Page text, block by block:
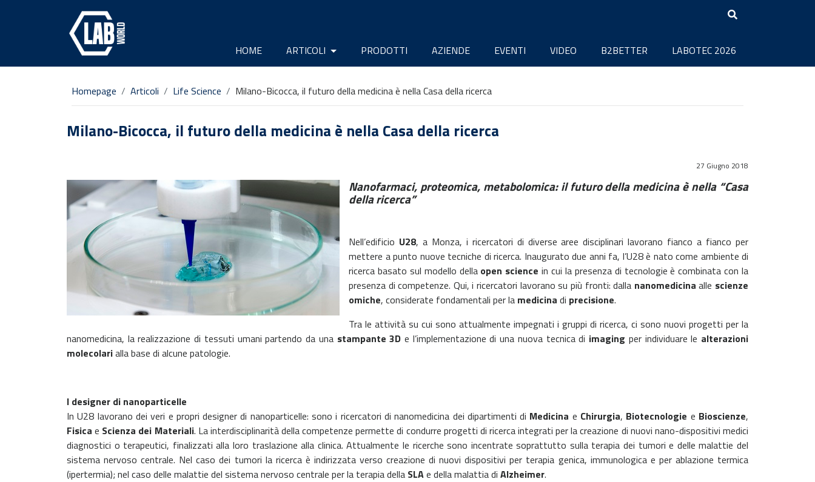
HOME ARTICOLI PRODOTTI AZIENDE EVENTI VIDEO B2BETTER LABOTEC 2026
Homepage Articoli Life Science Milano-Bicocca, il futuro della medicina è nella Casa della ricerca
Milano-Bicocca, il futuro della medicina è nella Casa della ricerca
27 Giugno 2018
Nanofarmaci, proteomica, metabolomica: il futuro della medicina è nella “Casa
della ricerca”
Nell’edificio U28, a Monza, i ricercatori di diverse aree disciplinari lavorano fianco a fianco per
mettere a punto nuove tecniche di ricerca. Inaugurato due anni fa, l’U28 è nato come ambiente di
ricerca basato sul modello della open science in cui la presenza di tecnologie è combinata con la
presenza di competenze. Qui, i ricercatori lavorano su più fronti: dalla nanomedicina alle scienze
omiche, considerate fondamentali per la medicina di precisione.
Tra le attività su cui sono attualmente impegnati i gruppi di ricerca, ci sono nuovi progetti per la
nanomedicina, la realizzazione di tessuti umani partendo da una stampante 3D e l’implementazione di una nuova tecnica di imaging per individuare le alterazioni
molecolarialla base di alcune patologie.
I designer di nanoparticelle
In U28 lavorano dei veri e propri designer di nanoparticelle: sono i ricercatori di nanomedicina dei dipartimenti di Medicina e Chirurgia, Biotecnologie e Bioscienze,
Fisica e Scienza dei Materiali. La interdisciplinarità della competenze permette di condurre progetti di ricerca integrati per la creazione di nuovi nano-dispositivi medici
diagnostici o terapeutici, finalizzati alla loro traslazione alla clinica. Attualmente le ricerche sono incentrate soprattutto sulla terapia dei tumori e delle malattie del
sistema nervoso centrale. Nel caso dei tumori la ricerca è indirizzata verso creazione di nuovi dispositivi per terapia genica, immunologica e per ablazione termica
(ipertermia); nel caso delle malattie del sistema nervoso centrale per la terapia della SLAe della malattia di Alzheimer.